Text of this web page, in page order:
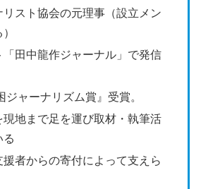
リスト協会の元理事（設立メン
「田中龍作ジャーナル」で発信
ャーナリズム賞』受賞。
地まで足を運び取材・執筆活
者からの寄付によって支えら